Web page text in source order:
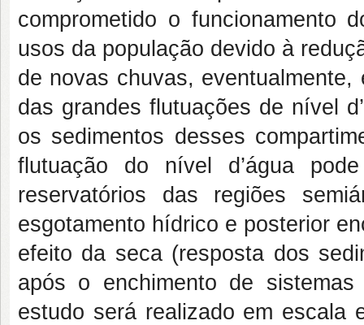
comprometido o funcionamento
usos da população devido à
de novas chuvas,
das grandes flutuações de nível
os sedimentos desses
flutuação do nível d’água
reservatórios das regiões
esgotamento hídrico e posterior
efeito da seca (resposta dos
após o enchimento de
estudo será realizado em escala